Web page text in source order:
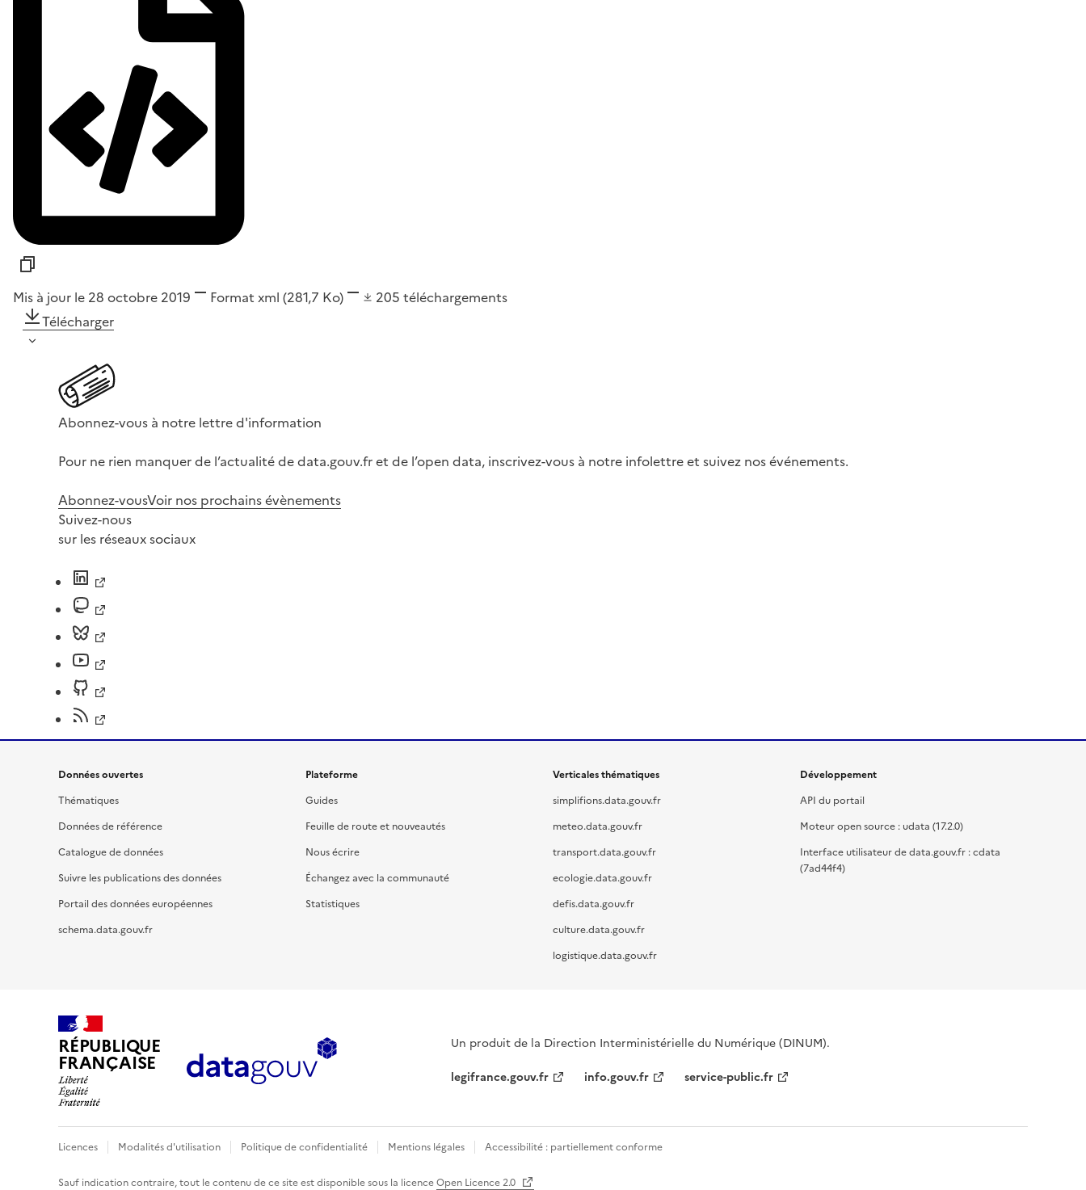
Mis à jour le 28 octobre 2019 Format xml (281,7 Ko) 205 téléchargements
Télécharger
Abonnez-vous à notre lettre d'information
Pour ne rien manquer de l’actualité de data.gouv.fr et de l’open data, inscrivez-vous à notre infolettre et suivez nos événements.
Abonnez-vousVoir nos prochains évènements
Suivez-nous
sur les réseaux sociaux
Données ouvertes
Thématiques
Données de référence
Catalogue de données
Suivre les publications des données
Portail des données européennes
schema.data.gouv.fr
Plateforme
Guides
Feuille de route et nouveautés
Nous écrire
Échangez avec la communauté
Statistiques
Verticales thématiques
simplifions.data.gouv.fr
meteo.data.gouv.fr
transport.data.gouv.fr
ecologie.data.gouv.fr
defis.data.gouv.fr
culture.data.gouv.fr
logistique.data.gouv.fr
Développement
API du portail
Moteur open source : udata (17.2.0)
Interface utilisateur de data.gouv.fr : cdata
(7ad44f4)
RÉPUBLIQUE
FRANÇAISE
Un produit de la Direction Interministérielle du Numérique (DINUM).
legifrance.gouv.fr
info.gouv.fr service-public.fr
Licences Modalités d'utilisation Politique de confidentialité Mentions légales Accessibilité : partiellement conforme
Sauf indication contraire, tout le contenu de ce site est disponible sous la licenceOpen Licence 2.0